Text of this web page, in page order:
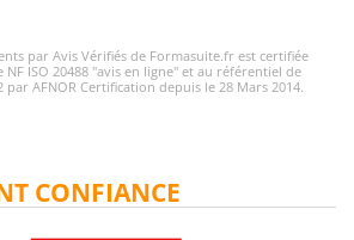
par Avis Vérifiés de Formasuite.fr est certifiée
ISO 20488 "avis en ligne" et au référentiel de
par AFNOR Certification depuis le 28 Mars 2014.
CONFIANCE